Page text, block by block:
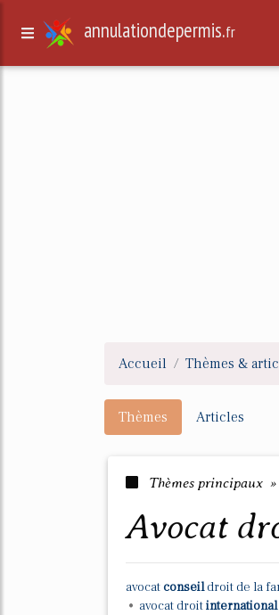
annulationdepermis.fr
Accueil Thèmes &
Thèmes Articles
Thèmes principaux »
avocat
avocatconseildroitde la
• avocat droit